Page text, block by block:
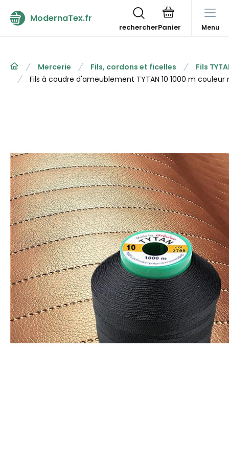
ModernaTex.fr
rechercher Menu
Mercerie Fils, cordons et ficelles
Fils
Fils à coudre d'ameublement TYTAN 10 1000 m couleur